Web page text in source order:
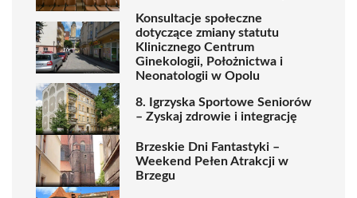
Konsultacje społeczne
dotyczące zmiany statutu
Klinicznego Centrum
Ginekologii, Położnictwa i
Neonatologii w Opolu
8. Igrzyska Sportowe Seniorów
– Zyskaj zdrowie i integrację
Brzeskie Dni Fantastyki –
Weekend Pełen Atrakcji w
Brzegu